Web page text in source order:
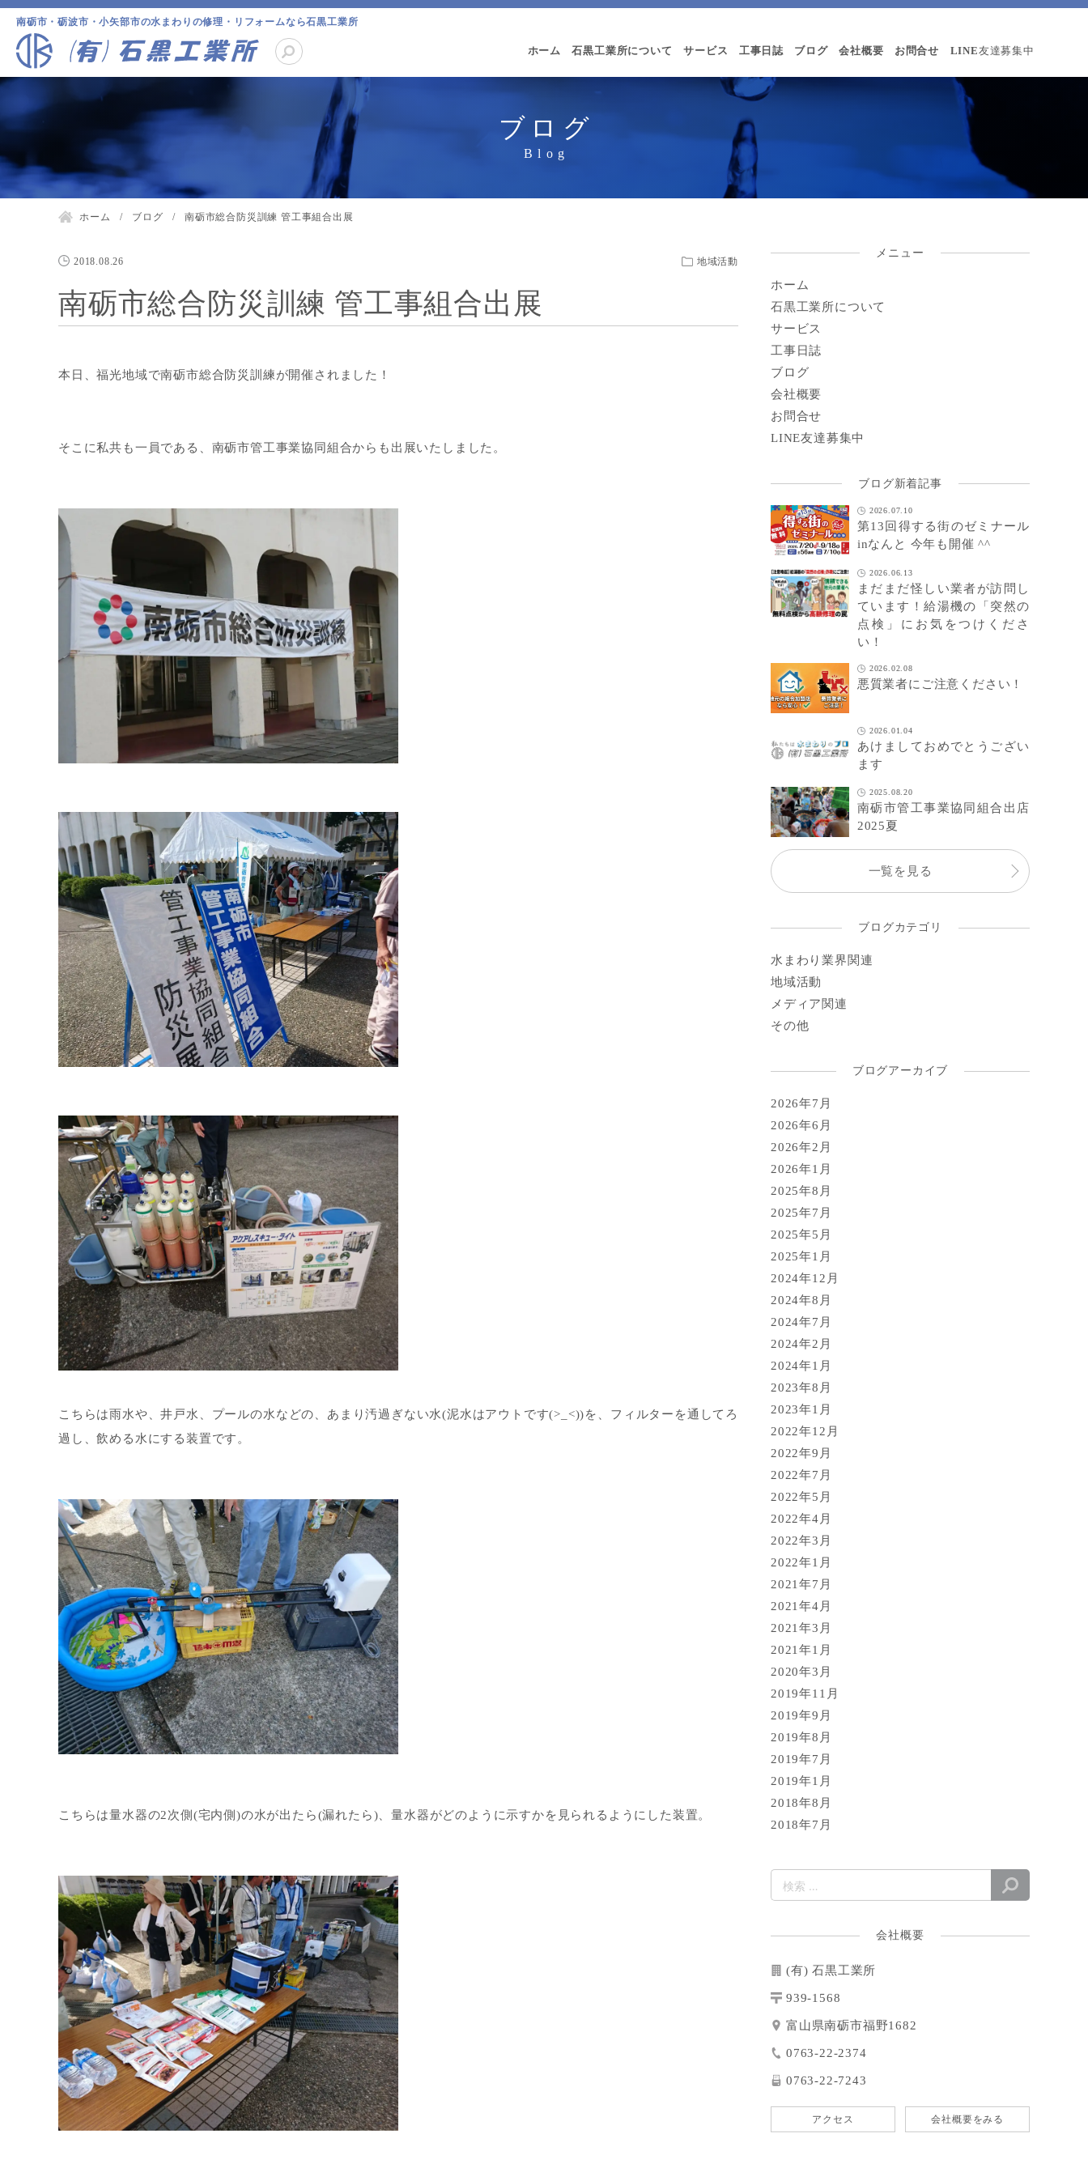
南砺市・砺波市・小矢部市の水まわりの修理・リフォームなら石黒工業所
ホーム 石黒工業所について サービス 工事日誌 ブログ 会社概要 お問合せ LINE友達募集中
ブログ
ホーム ブログ 南砺市総合防災訓練 管工事組合出展
2018.08.26 地域活動
南砺市総合防災訓練 管工事組合出展
本日、福光地域で南砺市総合防災訓練が開催されました！
そこに私共も一員である、南砺市管工事業協同組合からも出展いたしました。
こちらは雨水や、井戸水、プールの水などの、あまり汚過ぎない水(泥水はアウトです(>_<))を、フィルターを通してろ
過し、飲める水にする装置です。
こちらは量水器の2次側(宅内側)の水が出たら(漏れたら)、量水器がどのように示すかを見られるようにした装置。
メニュー
ホーム
石黒工業所について
サービス
工事日誌
ブログ
会社概要
お問合せ
LINE友達募集中
ブログ新着記事
2026.07.10
第13回得する街のゼミナール
inなんと 今年も開催 ^^
2026.06.13
まだまだ怪しい業者が訪問し
ています！給湯機の「突然の
点検」にお気をつけくださ
い！
2026.02.08
悪質業者にご注意ください！
2026.01.04
あけましておめでとうござい
ます
2025.08.20
南砺市管工事業協同組合出店
2025夏
一覧を見る
ブログカテゴリ
水まわり業界関連
地域活動
メディア関連
その他
ブログアーカイブ
2026年7月
2026年6月
2026年2月
2026年1月
2025年8月
2025年7月
2025年5月
2025年1月
2024年12月
2024年8月
2024年7月
2024年2月
2024年1月
2023年8月
2023年1月
2022年12月
2022年9月
2022年7月
2022年5月
2022年4月
2022年3月
2022年1月
2021年7月
2021年4月
2021年3月
2021年1月
2020年3月
2019年11月
2019年9月
2019年8月
2019年7月
2019年1月
2018年8月
2018年7月
会社概要
(有) 石黒工業所
939-1568
富山県南砺市福野1682
0763-22-2374
0763-22-7243
アクセス 会社概要をみる